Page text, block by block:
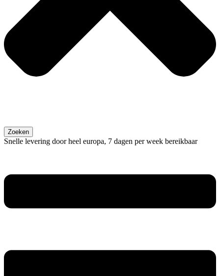
Zoeken
Snelle levering door heel europa, 7 dagen per week bereikbaar